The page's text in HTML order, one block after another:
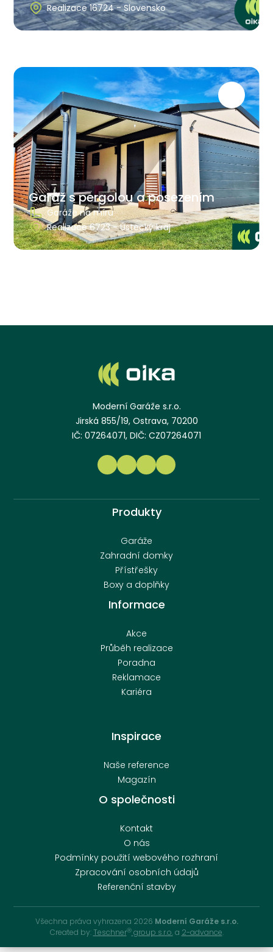
Realizace 16724 - Slovensko
Garáž s pergolou a posezením
Garáže na míru
Realizace 6723 - Ústecký kraj
Moderní Garáže s.r.o.
Jirská 855/19, Ostrava, 70200
IČ: 07264071, DIČ: CZ07264071
Produkty
Garáže
Zahradní domky
Přístřešky
Boxy a doplňky
Informace
Akce
Průběh realizace
Poradna
Reklamace
Kariéra
Inspirace
Naše reference
Magazín
O společnosti
Kontakt
O nás
Podmínky použití webového rozhraní
Zpracování osobních údajů
Referenční stavby
Všechna práva vyhrazena 2026 Moderní Garáže s.r.o.
Created by: TeschnerⓇgroup s.r.o.a 2-advance.